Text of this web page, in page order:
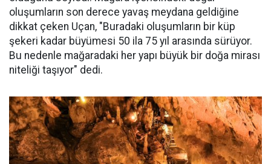
oluşumların son derece yavaş meydana geldiğine
dikkat çeken Uçan, "Buradaki oluşumların bir küp
şekeri kadar büyümesi 50 ila 75 yıl arasında sürüyor.
Bu nedenle mağaradaki her yapı büyük bir doğa mirası
niteliği taşıyor" dedi.